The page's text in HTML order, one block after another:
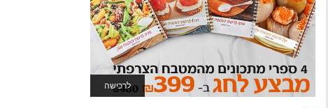
לרכישה
לאתר המשחקים